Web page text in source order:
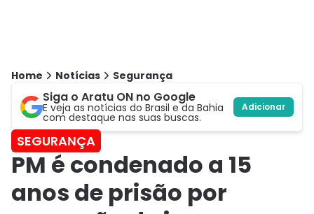
Home Notícias Segurança
Siga o Aratu ON no Google
E veja as notícias do Brasil e da Bahia
com destaque nas suas buscas.
Adicionar
SEGURANÇA
PM é condenado a 15
anos de prisão por